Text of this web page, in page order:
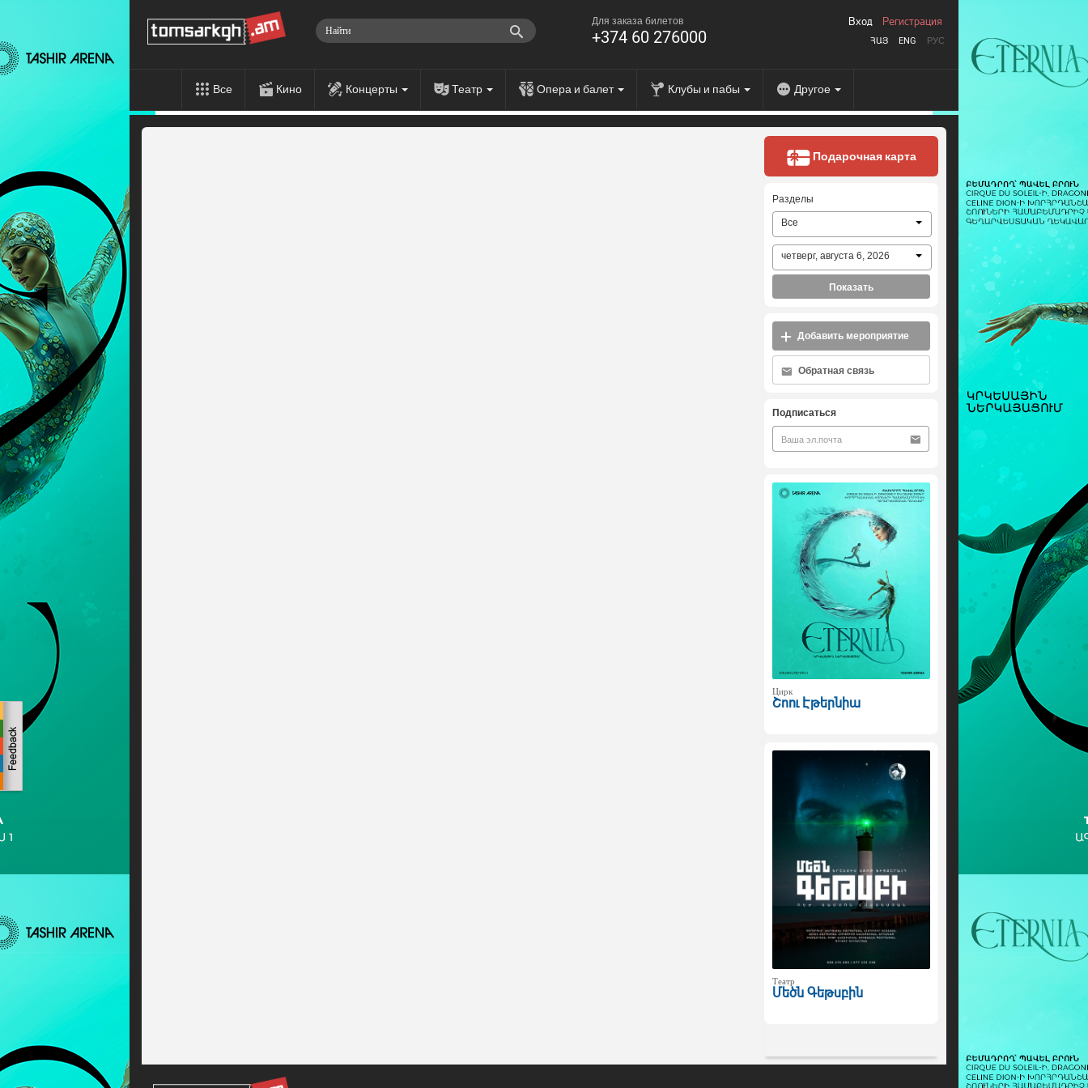
Для заказа билетов
+374 60 276000 ՀԱՅ ENG РУС
Вход Регистрация
Все Кино Концерты Театр Опера и балет Клубы и пабы Другое
Подарочная карта
Разделы
Все
четверг, августа 6, 2026
Показать
Добавить мероприятие
Обратная связь
Подписаться
Цирк
Շոու Էթերնիա
Театр
Մեծն Գեթսբին